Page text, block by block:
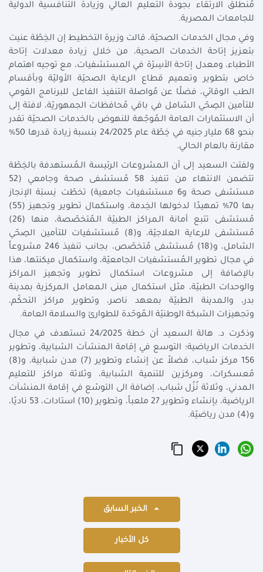
مُنطلق الارتقاء بجودة التعليم العالي وزيادة التنافسية الدولية
للجامعات الـمصرية.
وفي مجال الخدمات الصحيّة، قالت وزيرة التخطيط إن الخِطّة عنيت
بتعزيز إتاحة الخدمات الصحية، من خلال زيادة معدلات إتاحة
الأطباء، ومعدل إتاحة الأسِرّة في المستشفيات، مع توجيه اهتمام
خاص بتطوير وتعميم قطاع الرعاية الصحيّة الأوليّة وبأقسام
الطب الوقائي، فضلًا عن مُواصلة التنفيذ الفاعل للبرنامج القومي
للتأمين الصِحّي الشامل في باقي مُحافظات الجمهوريّة، لافتة إلى
أن الاستثمارات العامة الـمُوجّهة للنهوض بالخدمات الصحيّة تقدر
بنحو 68 مليار جنيه في خِطّة عام 24/2025 بنسبة زيادة قدرها 50%
مقارنة بالعام الحالي.
ولفتت السعيد إلى أن الـمشروعات الرئيسة الـمُستهدفة بالخِطّة
تتضمن الانتهاء من تنفيذ 58 مُستشفى صحة وجامعي (52
مستشفى صحة و6 مستشفيات جامعية) تخطّت نِسبَة الإنجاز
بها 70% تمهيدًا لدخولها الخِدمة، واستكمال تطوير وتجهيز (55)
مُستشفى تتبع أمانة الـمراكز الطبيّة الـمُتخصّصة، منها (26)
مُستشفى للرعاية العلاجيّة، و(8) مُستشفيات للتأمين الصِحّي
الشامل، و(18) مُستشفى مُتخصّص، بجانب تنفيذ 246 مشروعاً
في مجال تطوير الـمُستشفيات الجامعيّة، واستكمال ميكنتها، هذا
بالإضافة إلى مشروعات استكمال تطوير وتجهيز الـمراكز
والوحدات الطبيّة، مثل استكمال مبنى الـمعامل الـمركزية بمدينة
بدر، والـمدينة الطبيّة بمعهد ناصر، وتطوير مراكز التحكّم،
وتجهيزات الشبكة الوطنيّة الـمُوحّدة للطوارئ والسلامة العامة.
وذكرت د. هالة السعيد أن خطة 24/2025 تستهدف في مجال
الخدمات الرياضية؛ التوسع في إقامة الـمنشآت الشبابية، وتطوير
156 مركز شباب، فضلاً عن إنشاء وتطوير (7) مدن شبابية، و(8)
مُعسكرات، ومركزين للتنمية الشبابية، وثلاثة مراكز للتعليم
الـمدني، وثلاثة نُزُل شباب، إضافة الى التوسّع في إقامة الـمنشآت
الرياضية، بإنشاء وتطوير 27 ملعباً، وتطوير (10) استادات، 53 ناديًا،
و(4) مدن رياضيّة.
الخبر السابق
كل الأخبار